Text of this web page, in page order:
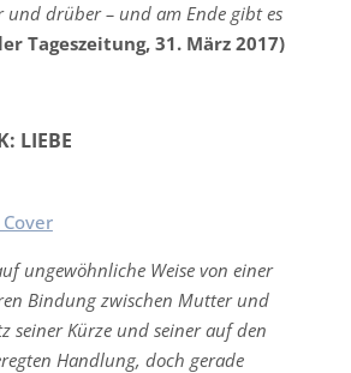
und drüber – und am Ende gibt es
Tageszeitung, 31. März 2017)
LIEBE
ungewöhnliche Weise von einer
Bindung zwischen Mutter und
seiner Kürze und seiner auf den
Handlung, doch gerade